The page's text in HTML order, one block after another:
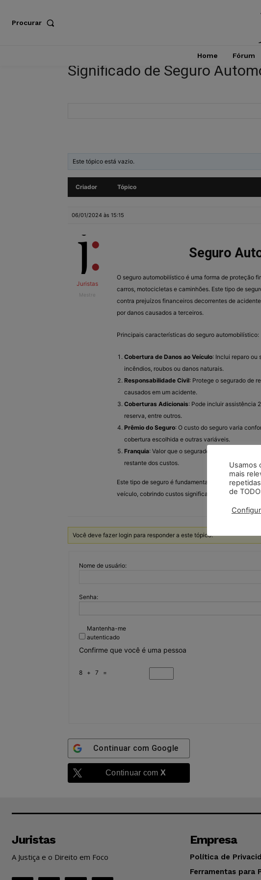
Procurar
Home Fórum
Significado de Seguro
Este tópico está vazio.
Criador Tópico
06/01/2024 às 15:15
Juristas
Mestre
Seguro
O seguro automobilístico é uma forma de proteção
carros, motocicletas e caminhões. Este tipo de
contra prejuízos financeiros decorrentes de
por danos causados a terceiros.
Principais características do seguro automobilístico:
Cobertura de Danos ao Veículo: Inclui reparo ou
incêndios, roubos ou danos naturais.
Responsabilidade Civil: Protege o segurado de
causados em um acidente.
Coberturas Adicionais: Pode incluir assistência
reserva, entre outros.
Prêmio do Seguro: O custo do seguro varia
cobertura escolhida e outras variáveis.
Franquia: Valor que o segurado deve pagar em
restante dos custos.
Este tipo de seguro é fundamental para
veículo, cobrindo custos significativos em caso de
Você deve fazer login para responder a este tópico.
Nome de usuário:
Senha:
Mantenha-me
autenticado
Confirme que você é uma pessoa
8 + 7 =
Continuar com Google
Continuar com X
Juristas
A Justiça e o Direito em Foco
Empresa
Política de
Ferramentas para
Usamos
mais
de